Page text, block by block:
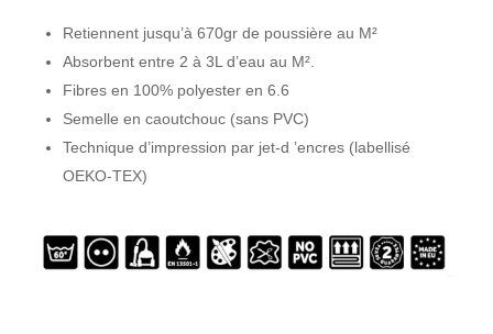
Retiennent jusqu’à 670gr de poussière au M²
Absorbent entre 2 à 3L d’eau au M².
Fibres en 100% polyester en 6.6
Semelle en caoutchouc (sans PVC)
Technique d’impression par jet-d ’encres (labellisé
OEKO-TEX)